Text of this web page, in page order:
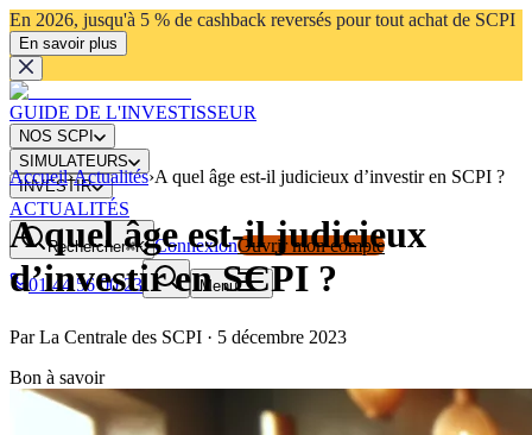
En 2026, jusqu'à 5 % de cashback reversés pour tout achat de SCPI
En savoir plus
GUIDE DE L'INVESTISSEUR
NOS SCPI
SIMULATEURS
INVESTIR
ACTUALITÉS
Rechercher⌘K ConnexionOuvrir mon compte
01 44 56 00 23
Menu
Accueil›Actualités›A quel âge est-il judicieux d’investir en SCPI ?
A quel âge est-il judicieux
d’investir en SCPI ?
Par La Centrale des SCPI · 5 décembre 2023
Bon à savoir